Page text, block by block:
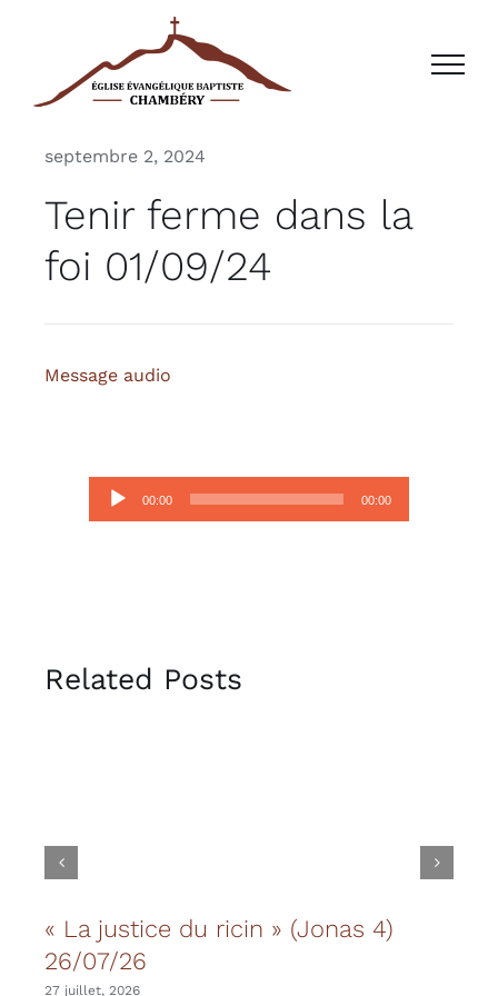
septembre 2, 2024
Tenir ferme dans la
foi 01/09/24
Message audio
Lecteur
audio
00:00 00:00
Related Posts
« La justice du ricin » (Jonas 4)
26/07/26
27 juillet, 2026